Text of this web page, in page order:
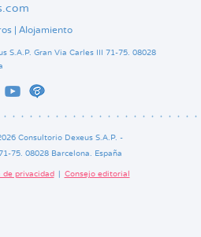
| Alojamiento
S.A.P. Gran Via Carles III 71-75. 08028
Consultorio Dexeus S.A.P. -
75. 08028 Barcelona. España
de privacidad Consejo editorial